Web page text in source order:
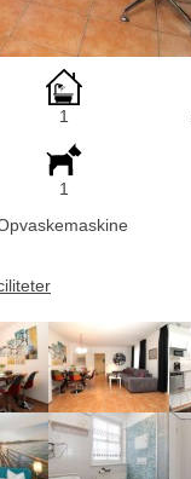
1
1